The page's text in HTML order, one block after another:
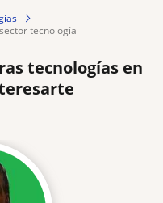
tecnología
tecnologías en